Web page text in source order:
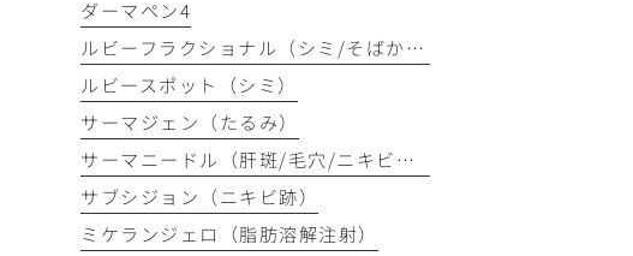
ダーマペン4
ルビーフラクショナル（シミ/そばかす）
ルビースポット（シミ）
サーマジェン（たるみ）
サーマニードル（肝斑/毛穴/ニキビ跡）
サブシジョン（ニキビ跡）
ミケランジェロ（脂肪溶解注射）